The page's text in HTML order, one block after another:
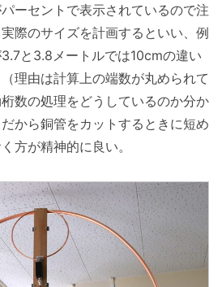
ーセントで表示されているので注
際のサイズを計画するといい、例
と3.8メートルでは10cmの違い
理由は計算上の端数が丸められて
数の処理をどうしているのか分か
から銅管をカットするときに短め
方が精神的に良い。